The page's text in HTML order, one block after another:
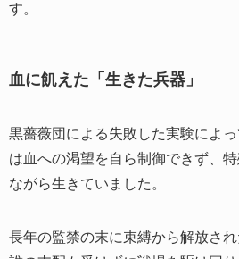
す。
血に飢えた「生きた兵器」
黒薔薇団による失敗した実験によ
は血への渇望を自ら制御できず、
ながら生きていました。
長年の監禁の末に束縛から解放さ